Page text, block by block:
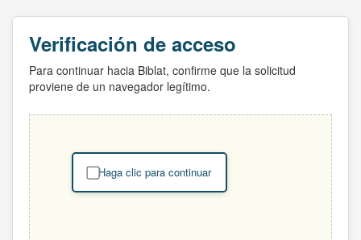
Verificación de acceso
Para continuar hacia Biblat, confirme que la solicitud
proviene de un navegador legítimo.
Haga clic para continuar